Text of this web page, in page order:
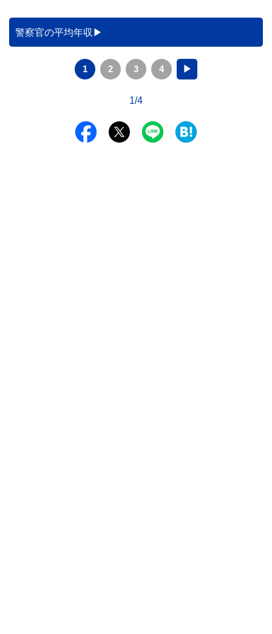
警察官の平均年収
1 2 3 4 ▶
1/4